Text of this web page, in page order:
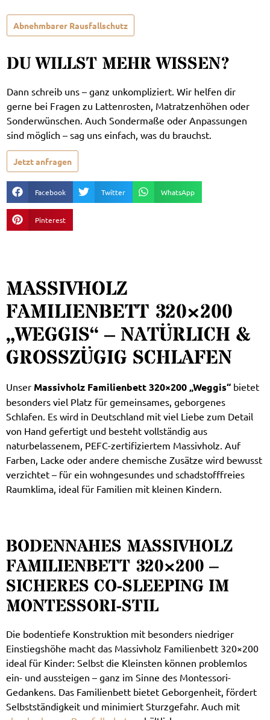
Abnehmbarer Rausfallschutz
DU WILLST MEHR WISSEN?
Dann schreib uns – ganz unkompliziert. Wir helfen dir
gerne bei Fragen zu Lattenrosten, Matratzenhöhen oder
Sonderwünschen. Auch Sondermaße oder Anpassungen
sind möglich – sag uns einfach, was du brauchst.
Jetzt anfragen
Facebook Twitter WhatsApp
Pinterest
MASSIVHOLZ
FAMILIENBETT 320×200
„WEGGIS“ – NATÜRLICH &
GROSSZÜGIG SCHLAFEN
Unser Massivholz Familienbett 320×200 „Weggis“ bietet
besonders viel Platz für gemeinsames, geborgenes
Schlafen. Es wird in Deutschland mit viel Liebe zum Detail
von Hand gefertigt und besteht vollständig aus
naturbelassenem, PEFC-zertifiziertem Massivholz. Auf
Farben, Lacke oder andere chemische Zusätze wird bewusst
verzichtet – für ein wohngesundes und schadstofffreies
Raumklima, ideal für Familien mit kleinen Kindern.
BODENNAHES MASSIVHOLZ
FAMILIENBETT 320×200 –
SICHERES CO-SLEEPING IM
MONTESSORI-STIL
Die bodentiefe Konstruktion mit besonders niedriger
Einstiegshöhe macht das Massivholz Familienbett 320×200
ideal für Kinder: Selbst die Kleinsten können problemlos
ein- und aussteigen – ganz im Sinne des Montessori-
Gedankens. Das Familienbett bietet Geborgenheit, fördert
Selbstständigkeit und minimiert Sturzgefahr. Auch mit